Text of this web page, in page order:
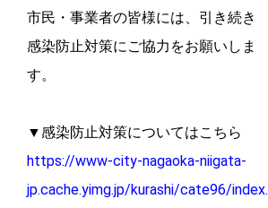
市民・事業者の皆様には、引き続き
感染防止対策にご協力をお願いしま
す。
▼感染防止対策についてはこちら
https://www-city-nagaoka-niigata-
jp.cache.yimg.jp/kurashi/cate96/index.